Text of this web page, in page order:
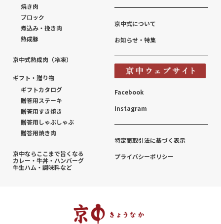
焼き肉
ブロック
煮込み・挽き肉
熟成豚
京中式熟成肉（冷凍）
ギフト・贈り物
ギフトカタログ
贈答用ステーキ
贈答用すき焼き
贈答用しゃぶしゃぶ
贈答用焼き肉
京中ならここまで旨くなる
カレー・牛丼・ハンバーグ
牛生ハム・調味料など
京中式について
お知らせ・特集
Facebook
Instagram
特定商取引法に基づく表示
プライバシーポリシー